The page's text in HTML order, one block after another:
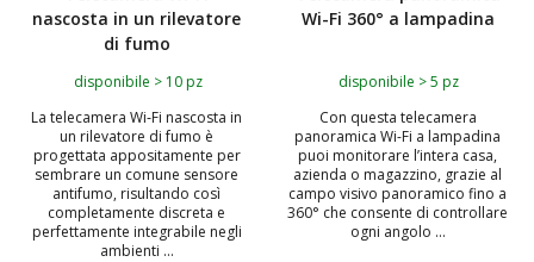
nascosta in un rilevatore
di fumo
disponibile > 10 pz
La telecamera Wi‑Fi nascosta in
un rilevatore di fumo è
progettata appositamente per
sembrare un comune sensore
antifumo, risultando così
completamente discreta e
perfettamente integrabile negli
ambienti ...
Wi-Fi 360° a lampadina
disponibile > 5 pz
Con questa telecamera
panoramica Wi-Fi a lampadina
puoi monitorare l’intera casa,
azienda o magazzino, grazie al
campo visivo panoramico fino a
360° che consente di controllare
ogni angolo ...